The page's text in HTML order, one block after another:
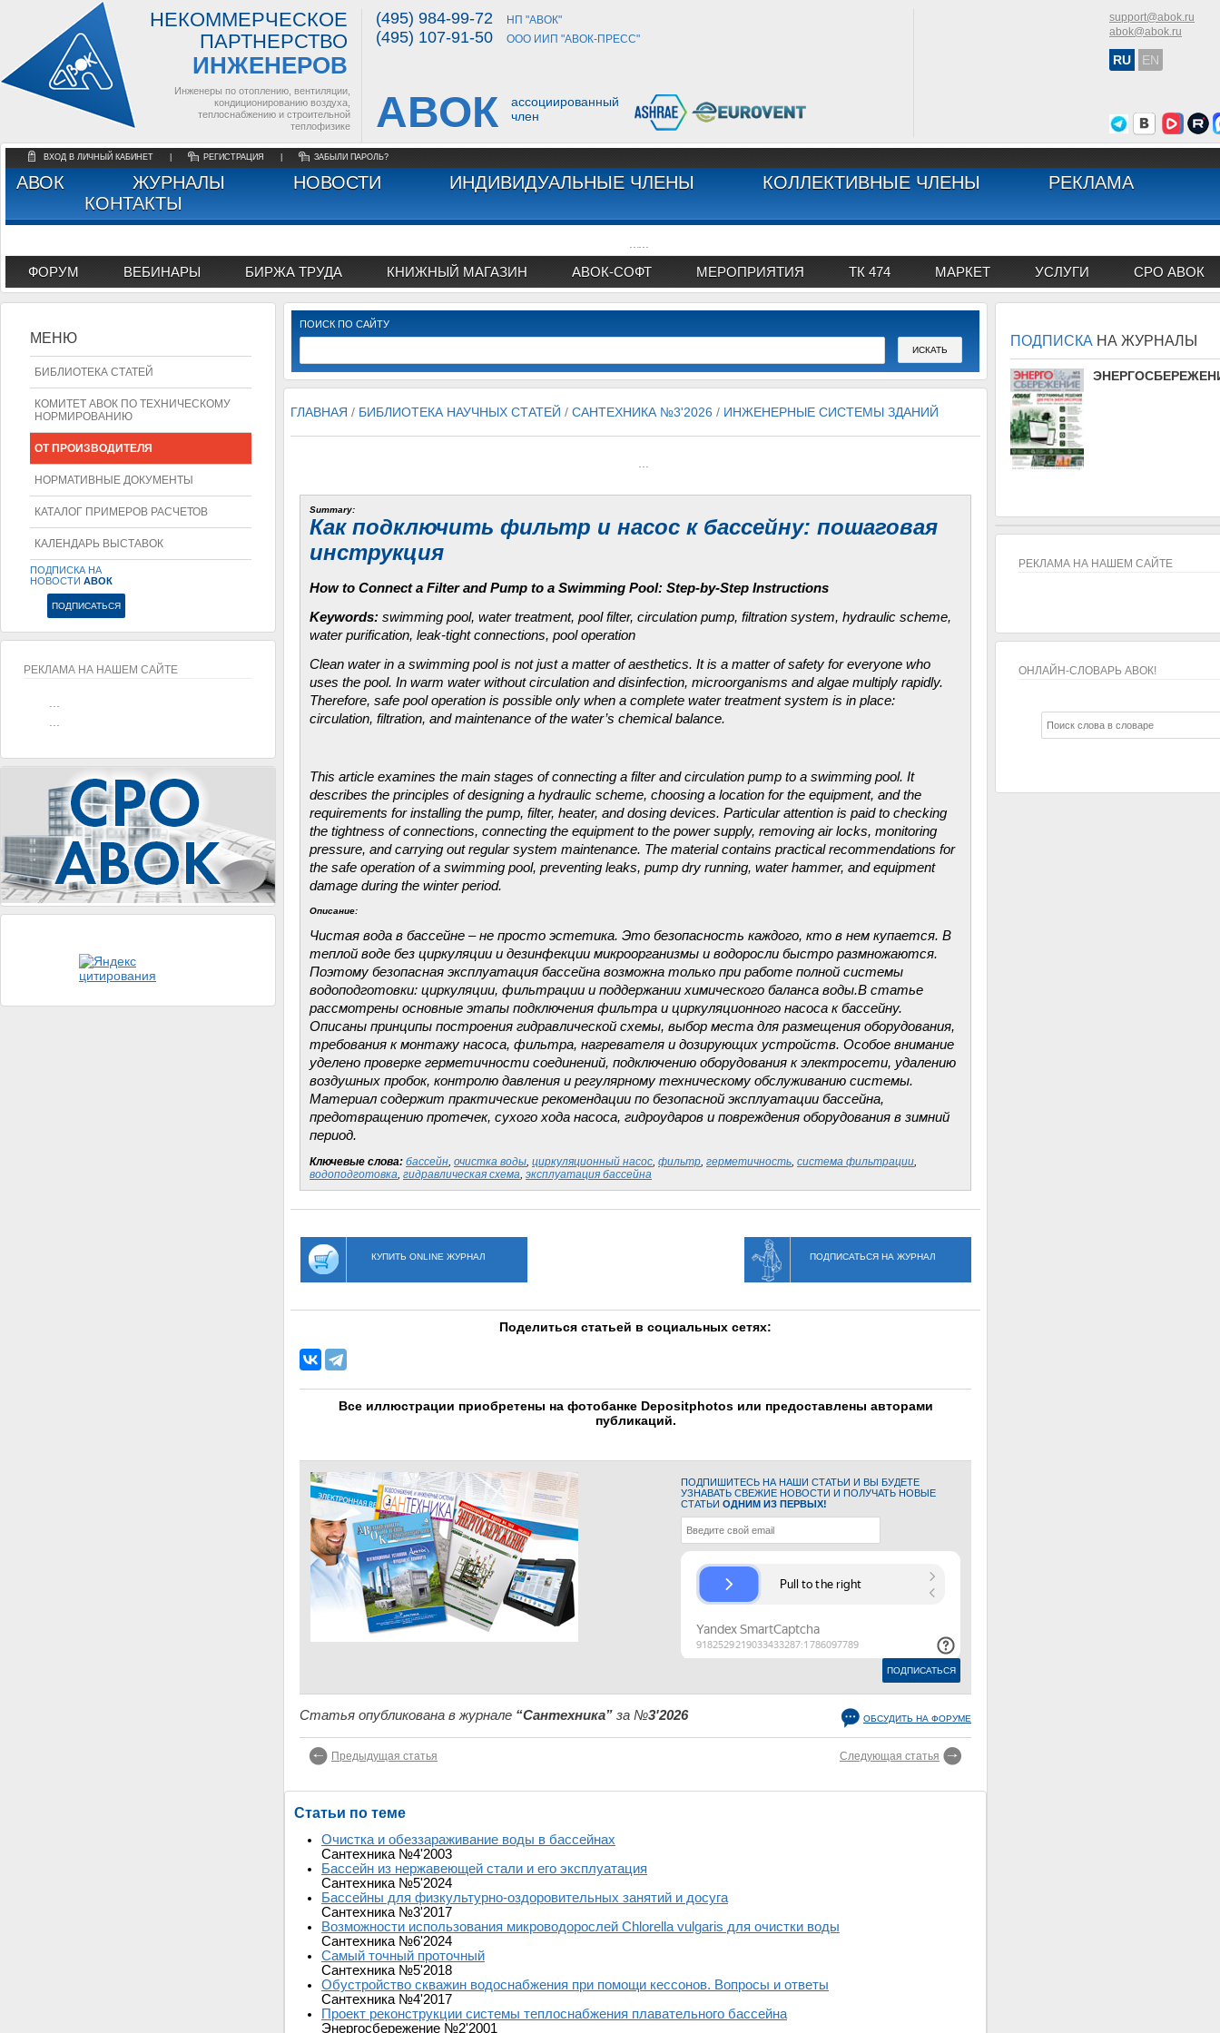
НЕКОММЕРЧЕСКОЕ
ПАРТНЕРСТВО
ИНЖЕНЕРОВ
Инженеры по отоплению, вентиляции,
кондиционированию воздуха,
теплоснабжению и строительной
теплофизике
(495) 984-99-72 НП "АВОК"
(495) 107-91-50 ООО ИИП "АВОК-ПРЕСС"
АВОК
ассоциированный
член
support@abok.ru
abok@abok.ru
RU EN
ВХОД В ЛИЧНЫЙ КАБИНЕТ РЕГИСТРАЦИЯ ЗАБЫЛИ ПАРОЛЬ?
АВОК ЖУРНАЛЫ НОВОСТИ ИНДИВИДУАЛЬНЫЕ ЧЛЕНЫ КОЛЛЕКТИВНЫЕ ЧЛЕНЫ
РЕКЛАМА
КОНТАКТЫ
ФОРУМ ВЕБИНАРЫ БИРЖА ТРУДА КНИЖНЫЙ МАГАЗИН АВОК-СОФТ МЕРОПРИЯТИЯ ТК 474 МАРКЕТ УСЛУГИ СРО АВОК
ПОИСК ПО САЙТУ
ГЛАВНАЯ / БИБЛИОТЕКА НАУЧНЫХ СТАТЕЙ / САНТЕХНИКА №3'2026 / ИНЖЕНЕРНЫЕ СИСТЕМЫ ЗДАНИЙ
Summary:
Как подключить фильтр и насос к бассейну: пошаговая
инструкция
How to Connect a Filter and Pump to a Swimming Pool: Step-by-Step Instructions
Keywords: swimming pool, water treatment, pool filter, circulation pump, filtration system, hydraulic scheme,
water purification, leak-tight connections, pool operation
Clean water in a swimming pool is not just a matter of aesthetics. It is a matter of safety for everyone who
uses the pool. In warm water without circulation and disinfection, microorganisms and algae multiply rapidly.
Therefore, safe pool operation is possible only when a complete water treatment system is in place:
circulation, filtration, and maintenance of the water’s chemical balance.
This article examines the main stages of connecting a filter and circulation pump to a swimming pool. It
describes the principles of designing a hydraulic scheme, choosing a location for the equipment, and the
requirements for installing the pump, filter, heater, and dosing devices. Particular attention is paid to checking
the tightness of connections, connecting the equipment to the power supply, removing air locks, monitoring
pressure, and carrying out regular system maintenance. The material contains practical recommendations for
the safe operation of a swimming pool, preventing leaks, pump dry running, water hammer, and equipment
damage during the winter period.
Описание:
Чистая вода в бассейне – не просто эстетика. Это безопасность каждого, кто в нем купается. В
теплой воде без циркуляции и дезинфекции микроорганизмы и водоросли быстро размножаются.
Поэтому безопасная эксплуатация бассейна возможна только при работе полной системы
водоподготовки: циркуляции, фильтрации и поддержании химического баланса воды.В статье
рассмотрены основные этапы подключения фильтра и циркуляционного насоса к бассейну.
Описаны принципы построения гидравлической схемы, выбор места для размещения оборудования,
требования к монтажу насоса, фильтра, нагревателя и дозирующих устройств. Особое внимание
уделено проверке герметичности соединений, подключению оборудования к электросети, удалению
воздушных пробок, контролю давления и регулярному техническому обслуживанию системы.
Материал содержит практические рекомендации по безопасной эксплуатации бассейна,
предотвращению протечек, сухого хода насоса, гидроударов и повреждения оборудования в зимний
период.
Ключевые слова: бассейн, очистка воды, циркуляционный насос, фильтр, герметичность, система фильтрации,
водоподготовка, гидравлическая схема, эксплуатация бассейна
КУПИТЬ ONLINE ЖУРНАЛ ПОДПИСАТЬСЯ НА ЖУРНАЛ
Поделиться статьей в социальных сетях:
Все иллюстрации приобретены на фотобанке Depositphotos или предоставлены авторами
публикаций.
ПОДПИШИТЕСЬ НА НАШИ СТАТЬИ И ВЫ БУДЕТЕ
УЗНАВАТЬ СВЕЖИЕ НОВОСТИ И ПОЛУЧАТЬ НОВЫЕ
СТАТЬИОДНИМ ИЗ ПЕРВЫХ!
Статья опубликована в журнале “Сантехника” за №3'2026 ОБСУДИТЬ НА ФОРУМЕ
Предыдущая статья Следующая статья
Статьи по теме
Очистка и обеззараживание воды в бассейнах
Сантехника №4'2003
Бассейн из нержавеющей стали и его эксплуатация
Сантехника №5'2024
Бассейны для физкультурно-оздоровительных занятий и досуга
Сантехника №3'2017
Возможности использования микроводорослей Chlorella vulgaris для очистки воды
Сантехника №6'2024
Самый точный проточный
Сантехника №5'2018
Обустройство скважин водоснабжения при помощи кессонов. Вопросы и ответы
Сантехника №4'2017
Проект реконструкции системы теплоснабжения плавательного бассейна
Энергосбережение №2'2001
МЕНЮ
БИБЛИОТЕКА СТАТЕЙ
КОМИТЕТ АВОК ПО ТЕХНИЧЕСКОМУ
НОРМИРОВАНИЮ
ОТ ПРОИЗВОДИТЕЛЯ
НОРМАТИВНЫЕ ДОКУМЕНТЫ
КАТАЛОГ ПРИМЕРОВ РАСЧЕТОВ
КАЛЕНДАРЬ ВЫСТАВОК
ПОДПИСКА НА
НОВОСТИ АВОК
РЕКЛАМА НА НАШЕМ САЙТЕ
ПОДПИСКА НА ЖУРНАЛЫ
АВОК
РЕКЛАМА НА НАШЕМ САЙТЕ
ОНЛАЙН-СЛОВАРЬ АВОК!